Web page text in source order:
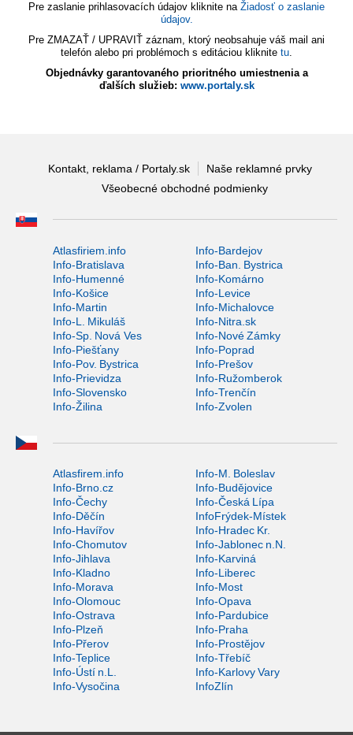
Pre zaslanie prihlasovacích údajov kliknite na Žiadosť o zaslanie
údajov.
Pre ZMAZAŤ / UPRAVIŤ záznam, ktorý neobsahuje váš mail ani
telefón alebo pri problémoch s editáciou kliknite tu.
Objednávky garantovaného prioritného umiestnenia a
ďalších služieb: www.portaly.sk
Kontakt, reklama / Portaly.sk
Naše reklamné prvky
Všeobecné obchodné podmienky
Atlasfiriem.info
Info-Bardejov
Info-Bratislava
Info-Ban. Bystrica
Info-Humenné
Info-Komárno
Info-Košice
Info-Levice
Info-Martin
Info-Michalovce
Info-L. Mikuláš
Info-Nitra.sk
Info-Sp. Nová Ves
Info-Nové Zámky
Info-Piešťany
Info-Poprad
Info-Pov. Bystrica
Info-Prešov
Info-Prievidza
Info-Ružomberok
Info-Slovensko
Info-Trenčín
Info-Žilina
Info-Zvolen
Atlasfirem.info
Info-M. Boleslav
Info-Brno.cz
Info-Budějovice
Info-Čechy
Info-Česká Lípa
Info-Děčín
InfoFrýdek-Místek
Info-Havířov
Info-Hradec Kr.
Info-Chomutov
Info-Jablonec n.N.
Info-Jihlava
Info-Karviná
Info-Kladno
Info-Liberec
Info-Morava
Info-Most
Info-Olomouc
Info-Opava
Info-Ostrava
Info-Pardubice
Info-Plzeň
Info-Praha
Info-Přerov
Info-Prostějov
Info-Teplice
Info-Třebíč
Info-Ústí n.L.
Info-Karlovy Vary
Info-Vysočina
InfoZlín